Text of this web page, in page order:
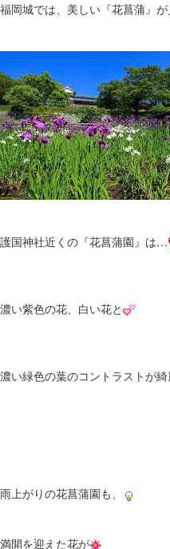
福岡城では、美しい『花菖蒲』
護国神社近くの『花菖蒲園』は…
濃い紫色の花、白い花と
濃い緑色の葉のコントラストが綺
雨上がりの花菖蒲園も、
満開を迎えた花が